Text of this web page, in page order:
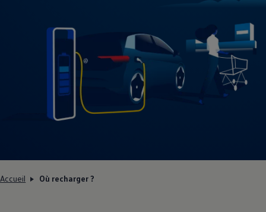
-> SWIO - The Energy Company
Propriétaires et Service
myVolkswagen
Aide sur les applis et les services numériques
Navigation Map Update
Accessoires
Accessoires de transport
Accessoires Volkswagen
Entretien et pièces
Manuel d'utilisation numérique
-> Informations utiles
Accueil Où recharger ?